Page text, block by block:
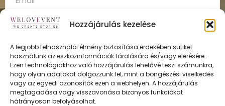
Hozzájárulás kezelése
A legjobb felhasználói élmény biztosítása érdekében sütiket
használunk az eszközinformációk tárolására és/vagy elérésére.
Ezen technológiákhoz való hozzájárulás lehetővé teszi számunkra,
hogy olyan adatokat dolgozzunk fel, mint a böngészési viselkedés
vagy az egyedi azonosítók ezen a webhelyen. A hozzájárulás
megtagadása vagy visszavonása bizonyos funkciókat
hátrányosan befolyásolhat.
FELÍRATKOZÁS